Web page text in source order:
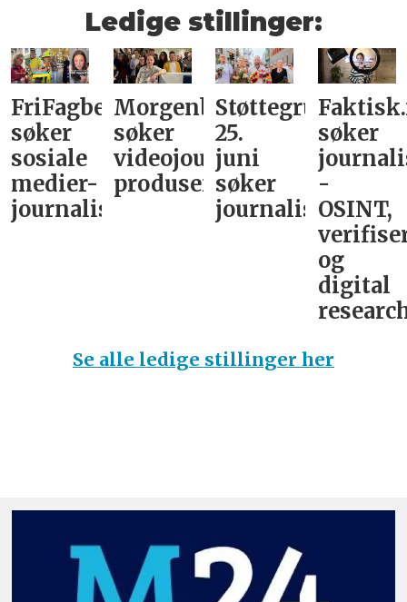
Ledige stillinger:
FriFagbevegelse
søker
sosiale
medier-
journalist
Morgenbladet
søker
videojournalist/podkast-
produsent
Støttegruppa
25.
juni
søker
journalist
søker
-
OSINT,
og
digital
Se alle ledige stillinger her